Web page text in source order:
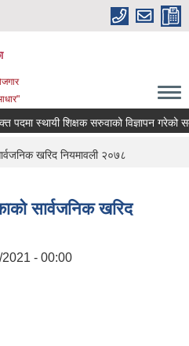
पदमा स्थायी शिक्षक सरुवाको विज्ञापन गरेको
खरिद नियमावली २०७८
सार्वजनिक खरिद
- 00:00